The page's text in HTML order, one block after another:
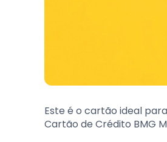
Este é o cartão ideal
Cartão de Crédito BMG